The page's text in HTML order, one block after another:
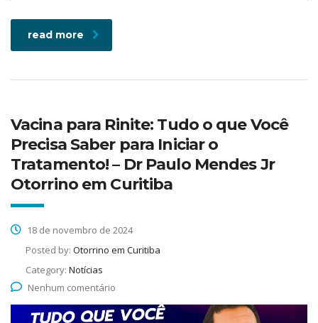
read more
Vacina para Rinite: Tudo o que Você
Precisa Saber para Iniciar o
Tratamento! – Dr Paulo Mendes Jr
Otorrino em Curitiba
18 de novembro de 2024
Posted by: Otorrino em Curitiba
Category: Notícias
Nenhum comentário